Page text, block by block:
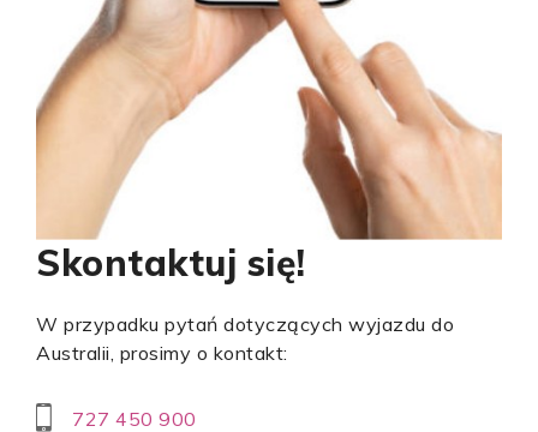
Skontaktuj się!
W przypadku pytań dotyczących wyjazdu do
Australii, prosimy o kontakt:
727 450 900